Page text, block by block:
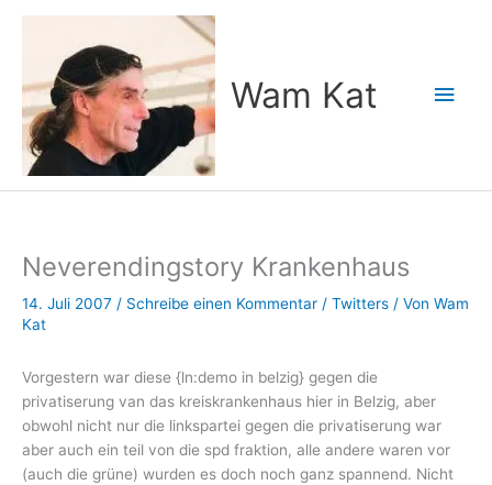
Wam Kat
Neverendingstory Krankenhaus
14. Juli 2007 / Schreibe einen Kommentar / Twitters / Von Wam
Kat
Vorgestern war diese {ln:demo in belzig} gegen die
privatiserung van das kreiskrankenhaus hier in Belzig, aber
obwohl nicht nur die linkspartei gegen die privatiserung war
aber auch ein teil von die spd fraktion, alle andere waren vor
(auch die grüne) wurden es doch noch ganz spannend. Nicht